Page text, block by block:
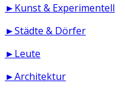
►Kunst & Experimentell
►Städte & Dörfer
►Leute
►Architektur